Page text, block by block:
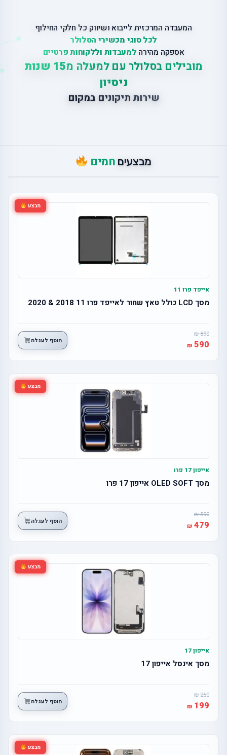
המעבדה המרכזית לייבוא ושיווק כל חלקי החילוף
לכל סוגי מכשירי הסלולר
אספקה מהירה למעבדות וללקוחות פרטיים
מובילים בסלולר עם למעלה מ
15 שנות
ניסיון
שירות תיקונים במקום
מבצעים חמים
מבצע
אייפד פרו 11
מסך LCD כולל טאץ שחור לאייפד פרו 11 2018 & 2020
890
590 הוסף לעגלה
מבצע
אייפון 17 פרו
מסך OLED SOFT אייפון 17 פרו
590
479 הוסף לעגלה
מבצע
אייפון 17
מסך אינסל אייפון 17
260
199 הוסף לעגלה
מבצע